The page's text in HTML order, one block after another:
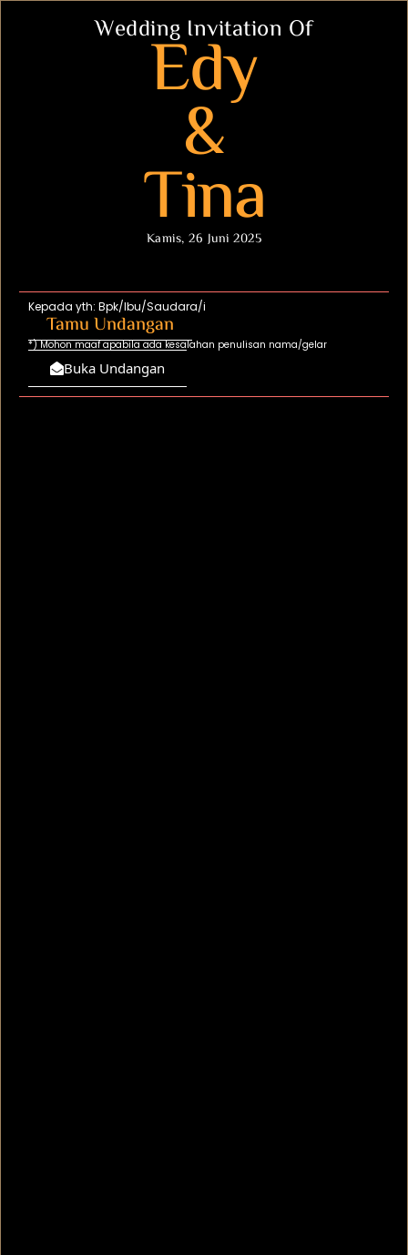
Wedding Invitation Of
Edy
&
Tina
Kamis, 26 Juni 2025
Kepada yth: Bpk/Ibu/Saudara/i
Tamu Undangan
*) Mohon maaf apabila ada kesalahan penulisan nama/gelar
Buka Undangan